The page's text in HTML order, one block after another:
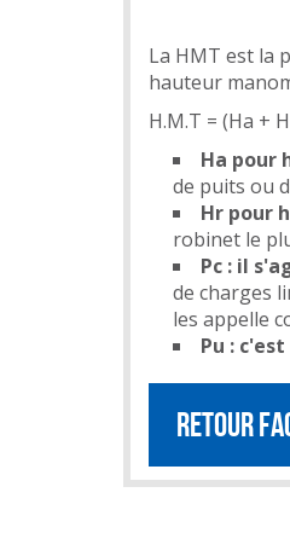
La HMT est la
hauteur
H.M.T = (Ha +
Ha pour
de puits ou
Hr pour
robinet le
Pc : il
de charges
les appelle
Pu :
RETOUR